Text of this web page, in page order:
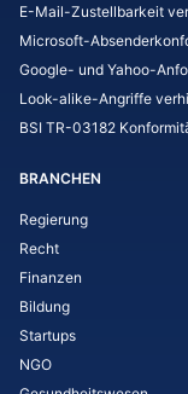
E-Mail-Zustellbarkeit
Microsoft-
Google- und Yahoo-
Look-alike-Angriffe
BSI TR-03182
BRANCHEN
Regierung
Recht
Finanzen
Bildung
Startups
NGO